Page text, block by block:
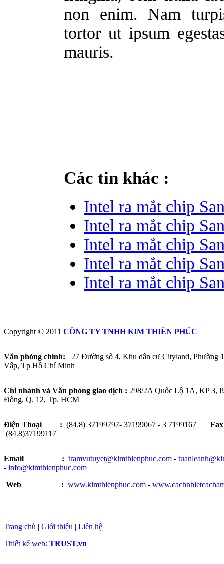
non enim. Nam
tortor ut ipsum
mauris.
Các tin khác :
Intel ra mắt chip
Intel ra mắt chip
Intel ra mắt chip
Intel ra mắt chip
Intel ra mắt chip
Copyright © 2011 CÔNG TY TNHH KIM THIÊN PHÚC
Văn phòng chính:
27 Đường số 4, Khu dân cư Cityland, Phường
Vấp, Tp Hồ Chí Minh
Chi nhánh và Văn phòng giao dịch : 298/2A Quốc Lộ 1A, KP 3,
Đông, Q. 12, Tp. HCM
Điện Thoại : (84.8) 37199797- 37199067 - 3 7199167 Fax
(84.8)37199117
Email : tramvutuyet@kimthienphuc.com -
- info@kimthienphuc.com
Web
: www.kimthienphuc.com -
Trang chủ | Giới thiệu | Liên hệ
Thiết kế web: TRUST.vn